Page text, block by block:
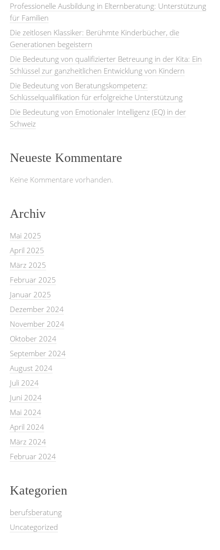
Professionelle Ausbildung in Elternberatung: Unterstützung
für Familien
Die zeitlosen Klassiker: Berühmte Kinderbücher, die
Generationen begeistern
Die Bedeutung von qualifizierter Betreuung in der Kita: Ein
Schlüssel zur ganzheitlichen Entwicklung von Kindern
Die Bedeutung von Beratungskompetenz:
Schlüsselqualifikation für erfolgreiche Unterstützung
Die Bedeutung von Emotionaler Intelligenz (EQ) in der
Schweiz
Neueste Kommentare
Keine Kommentare vorhanden.
Archiv
Mai 2025
April 2025
März 2025
Februar 2025
Januar 2025
Dezember 2024
November 2024
Oktober 2024
September 2024
August 2024
Juli 2024
Juni 2024
Mai 2024
April 2024
März 2024
Februar 2024
Kategorien
berufsberatung
Uncategorized